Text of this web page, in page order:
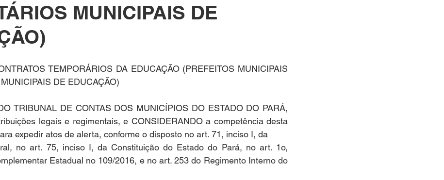
MUNICIPAIS DE
TEMPORÁRIOS DA EDUCAÇÃO (PREFEITOS MUNICIPAIS
DE EDUCAÇÃO)
TRIBUNAL DE CONTAS DOS MUNICÍPIOS DO ESTADO DO PARÁ,
legais e regimentais, e CONSIDERANDO a competência desta
expedir atos de alerta, conforme o disposto no art. 71, inciso I, da
no art. 75, inciso I, da Constituição do Estado do Pará, no art. 1o,
Estadual no 109/2016, e no art. 253 do Regimento Interno do